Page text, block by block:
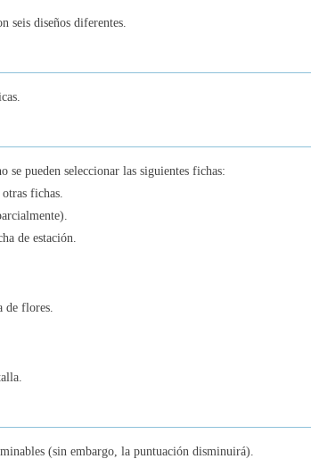
7
Find Hidden Cats
seis diseños diferentes.
se pueden seleccionar las siguientes fichas:
fichas.
de estación.
de flores.
(sin embargo, la puntuación disminuirá).